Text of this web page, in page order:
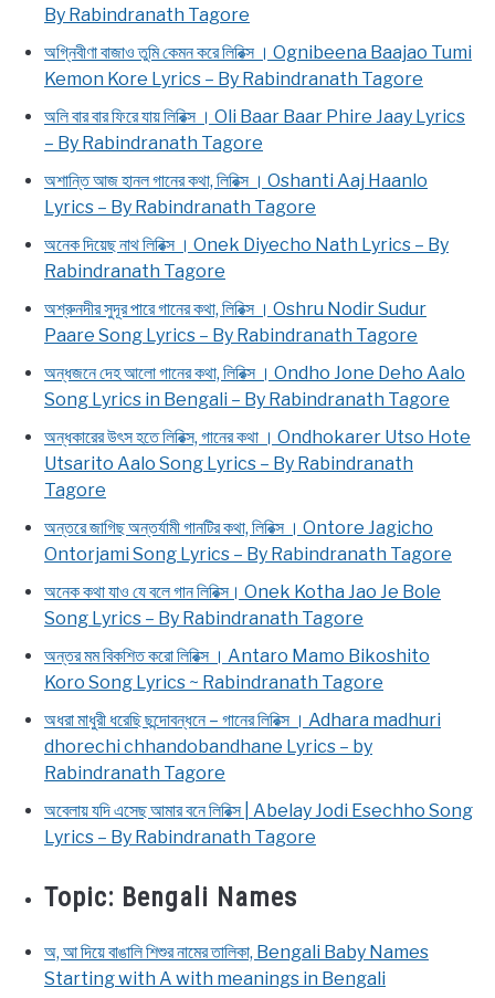
By Rabindranath Tagore
অগ্নিবীণা বাজাও তুমি কেমন করে লিরিক্স । Ognibeena Baajao Tumi
Kemon Kore Lyrics – By Rabindranath Tagore
অলি বার বার ফিরে যায় লিরিক্স । Oli Baar Baar Phire Jaay Lyrics
– By Rabindranath Tagore
অশান্তি আজ হানল গানের কথা, লিরিক্স । Oshanti Aaj Haanlo
Lyrics – By Rabindranath Tagore
অনেক দিয়েছ নাথ লিরিক্স । Onek Diyecho Nath Lyrics – By
Rabindranath Tagore
অশ্রুনদীর সুদূর পারে গানের কথা, লিরিক্স । Oshru Nodir Sudur
Paare Song Lyrics – By Rabindranath Tagore
অন্ধজনে দেহ আলো গানের কথা, লিরিক্স । Ondho Jone Deho Aalo
Song Lyrics in Bengali – By Rabindranath Tagore
অন্ধকারের উৎস হতে লিরিক্স, গানের কথা । Ondhokarer Utso Hote
Utsarito Aalo Song Lyrics – By Rabindranath
Tagore
অন্তরে জাগিছ অন্তর্যামী গানটির কথা, লিরিক্স । Ontore Jagicho
Ontorjami Song Lyrics – By Rabindranath Tagore
অনেক কথা যাও যে বলে গান লিরিক্স। Onek Kotha Jao Je Bole
Song Lyrics – By Rabindranath Tagore
অন্তর মম বিকশিত করো লিরিক্স । Antaro Mamo Bikoshito
Koro Song Lyrics ~ Rabindranath Tagore
অধরা মাধুরী ধরেছি ছন্দোবন্ধনে – গানের লিরিক্স । Adhara madhuri
dhorechi chhandobandhane Lyrics – by
Rabindranath Tagore
অবেলায় যদি এসেছ আমার বনে লিরিক্স | Abelay Jodi Esechho Song
Lyrics – By Rabindranath Tagore
Topic: Bengali Names
অ, আ দিয়ে বাঙালি শিশুর নামের তালিকা, Bengali Baby Names
Starting with A with meanings in Bengali